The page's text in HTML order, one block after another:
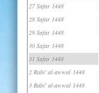
27 Safar 1448
28 Safar 1448
29 Safar 1448
30 Safar 1448
31 Safar 1448
2 Rabi' al-awwal 1448
3 Rabi' al-awwal 1448